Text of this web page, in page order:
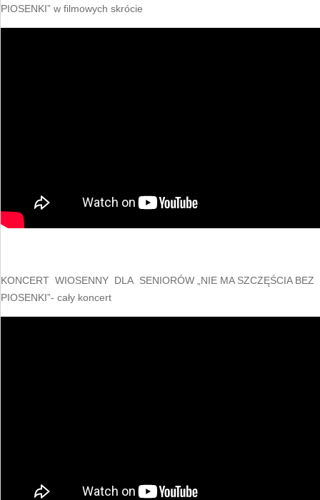
PIOSENKI” w filmowych skrócie
KONCERT WIOSENNY DLA SENIORÓW „NIE MA SZCZĘŚCIA BEZ
PIOSENKI”- cały koncert